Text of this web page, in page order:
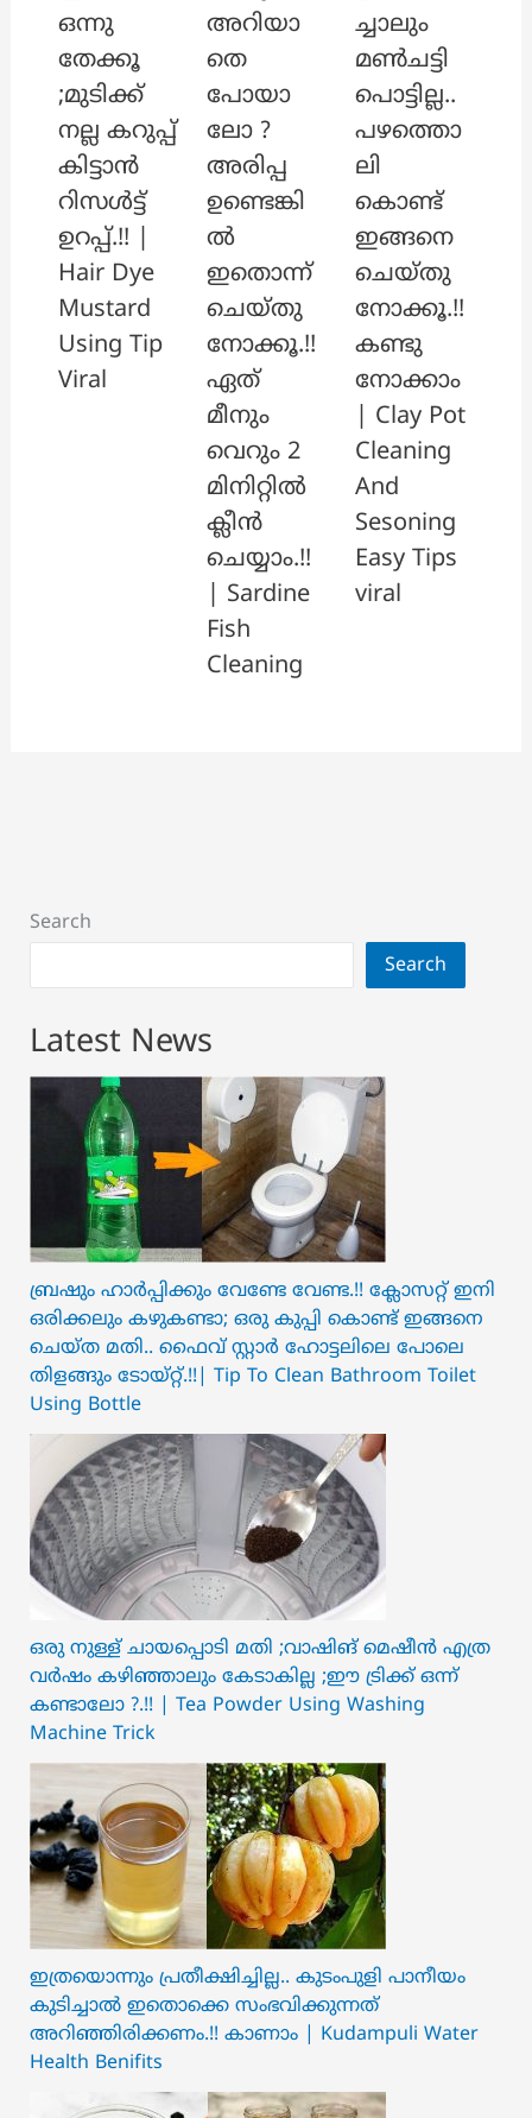
ഒന്നു
തേക്കൂ
;മുടിക്ക്
നല്ല കറുപ്പ്
കിട്ടാൻ
റിസൾട്ട്
ഉറപ്പ്.!! |
Hair Dye
Mustard
Using Tip
Viral
അറിയാ
തെ
പോയാ
ലോ ?
അരിപ്പ
ഉണ്ടെങ്കി
ൽ
ഇതൊന്ന്
ചെയ്തു
നോക്കൂ.!!
ഏത്
മീനും
വെറും 2
മിനിറ്റിൽ
ക്ലീൻ
ചെയ്യാം.!!
| Sardine
Fish
Cleaning
ച്ചാലും
മൺചട്ടി
പൊട്ടില്ല..
പഴത്തൊ
ലി
കൊണ്ട്
ഇങ്ങനെ
ചെയ്തു
നോക്കൂ.!!
കണ്ടു
നോക്കാം
| Clay Pot
Cleaning
And
Sesoning
Easy Tips
viral
Search
Search
Latest News
ബ്രഷും ഹാർപ്പിക്കും വേണ്ടേ വേണ്ട.!! ക്ലോസറ്റ് ഇനി
ഒരിക്കലും കഴുകണ്ടാ; ഒരു കുപ്പി കൊണ്ട് ഇങ്ങനെ
ചെയ്ത മതി.. ഫൈവ് സ്റ്റാർ ഹോട്ടലിലെ പോലെ
തിളങ്ങും ടോയ്റ്റ്.!!| Tip To Clean Bathroom Toilet
Using Bottle
ഒരു നുള്ള് ചായപ്പൊടി മതി ;വാഷിങ് മെഷീൻ എത്ര
വർഷം കഴിഞ്ഞാലും കേടാകില്ല ;ഈ ട്രിക്ക് ഒന്ന്
കണ്ടാലോ ?.!! | Tea Powder Using Washing
Machine Trick
ഇത്രയൊന്നും പ്രതീക്ഷിച്ചില്ല.. ക‍ു‌ടംപുളി പാനീയം
കുടിച്ചാൽ ഇതൊക്കെ സംഭവിക്കുന്നത്
അറിഞ്ഞിരിക്കണം.!! കാണാം | Kudampuli Water
Health Benifits